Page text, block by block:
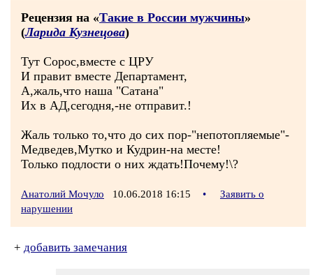
Рецензия на «Такие в России мужчины»
(Ларида Кузнецова)
Тут Сорос,вместе с ЦРУ
И правит вместе Департамент,
А,жаль,что наша "Сатана"
Их в АД,сегодня,-не отправит.!
Жаль только то,что до сих пор-"непотопляемые"-
Медведев,Мутко и Кудрин-на месте!
Только подлости о них ждать!Почему!\?
Анатолий Мочуло 10.06.2018 16:15 •
Заявить о
нарушении
+ добавить замечания